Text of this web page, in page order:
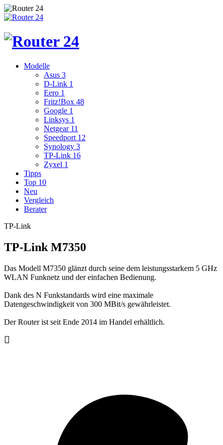
Modelle
Asus 3
D-Link 1
Eero 1
Fritz!Box 48
Google 1
Linksys 1
Netgear 11
Speedport 12
Synology 3
TP-Link 16
Zyxel 1
Tipps
Top 10
Neu
Vergleich
Berater
TP-Link
TP-Link M7350
Das Modell M7350 glänzt durch seine dem leistungsstarkem 5 GHz
WLAN Funknetz und der einfachen Bedienung.
Dank des N Funkstandards wird eine maximale
Datengeschwindigkeit von 300 MBit/s gewährleistet.
Der Router ist seit Ende 2014 im Handel erhältlich.